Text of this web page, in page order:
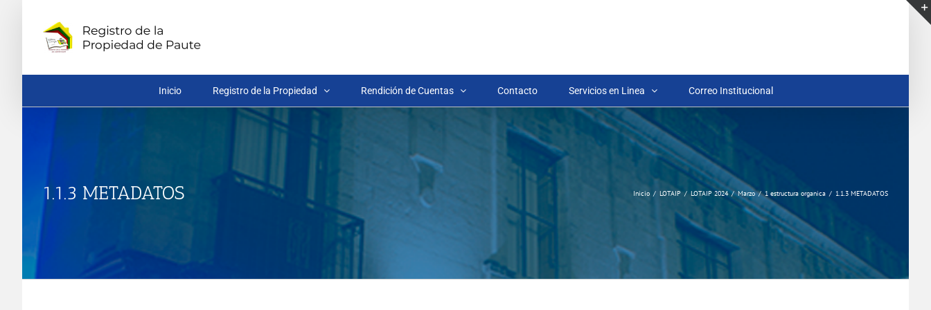
contenido
Inicio Registro de la Propiedad Rendición de Cuentas Contacto Servicios en Linea Correo Institucional
1.1.3 METADATOS Inicio LOTAIP LOTAIP 2024 Marzo 1 estructura organica 1.1.3 METADATOS